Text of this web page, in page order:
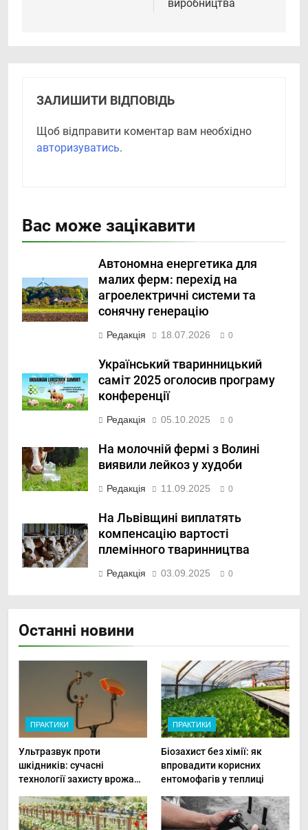
виробництва
ЗАЛИШИТИ ВІДПОВІДЬ
Щоб відправити коментар вам необхідно
авторизуватись.
Вас може зацікавити
Автономна енергетика для
малих ферм: перехід на
агроелектричні системи та
сонячну генерацію
Редакція 18.07.2026 0
Український тваринницький
саміт 2025 оголосив програму
конференції
Редакція 05.10.2025 0
На молочній фермі з Волині
виявили лейкоз у худоби
Редакція 11.09.2025 0
На Львівщині виплатять
компенсацію вартості
племінного тваринництва
Редакція 03.09.2025 0
Останні новини
ПРАКТИКИ
Ультразвук проти
шкідників: сучасні
технології захисту врожаю
ПРАКТИКИ
Біозахист без хімії: як
впровадити корисних
ентомофагів у теплиці